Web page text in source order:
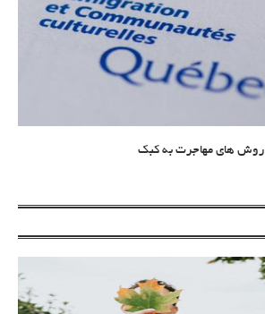
روش های مهاجرت به کبک